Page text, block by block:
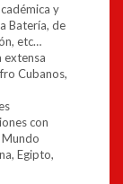
y
Batería, de
etc…
extensa
Cubanos,
con
Mundo
Egipto,